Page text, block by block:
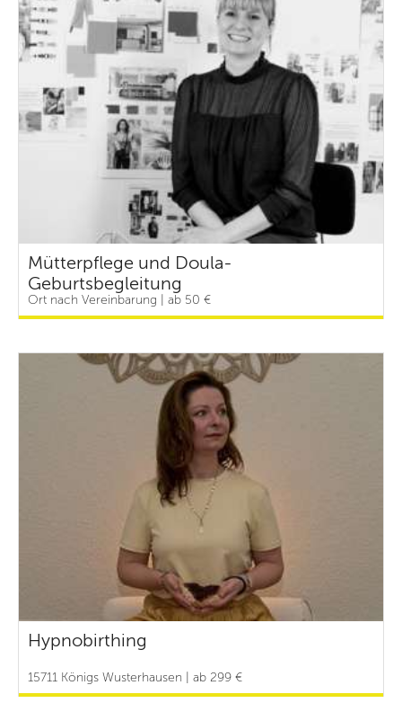
Mütterpflege und Doula-
Geburtsbegleitung
Ort nach Vereinbarung | ab 50 €
Hypnobirthing
15711 Königs Wusterhausen | ab 299 €